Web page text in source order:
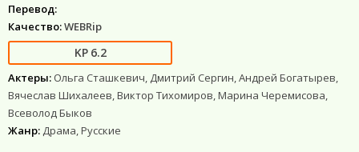
Перевод:
Качество:WEBRip
6.2
Актеры: Ольга Сташкевич, Дмитрий Сергин, Андрей Богатырев,
Вячеслав Шихалеев, Виктор Тихомиров, Марина Черемисова,
Всеволод Быков
Жанр: Драма, Русские